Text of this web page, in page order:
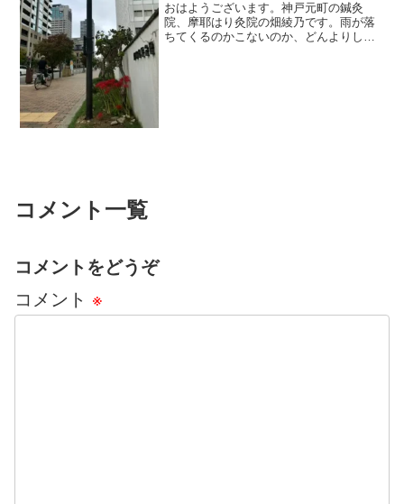
おはようございます。神戸元町の鍼灸
院、摩耶はり灸院の畑綾乃です。雨が落
ちてくるのかこないのか、どんよりして
コメント一覧
コメントをどうぞ
コメント ※